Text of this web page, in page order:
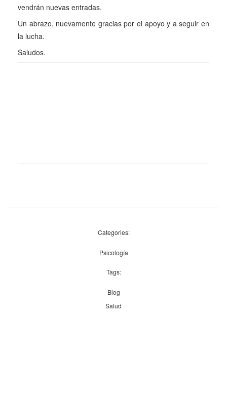
vendrán nuevas entradas.
Un abrazo, nuevamente gracias por el apoyo y a seguir en
la lucha.
Saludos.
Categories:
Psicología
Tags:
Blog
Salud